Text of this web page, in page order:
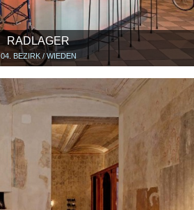
RADLAGER
04. BEZIRK / WIEDEN